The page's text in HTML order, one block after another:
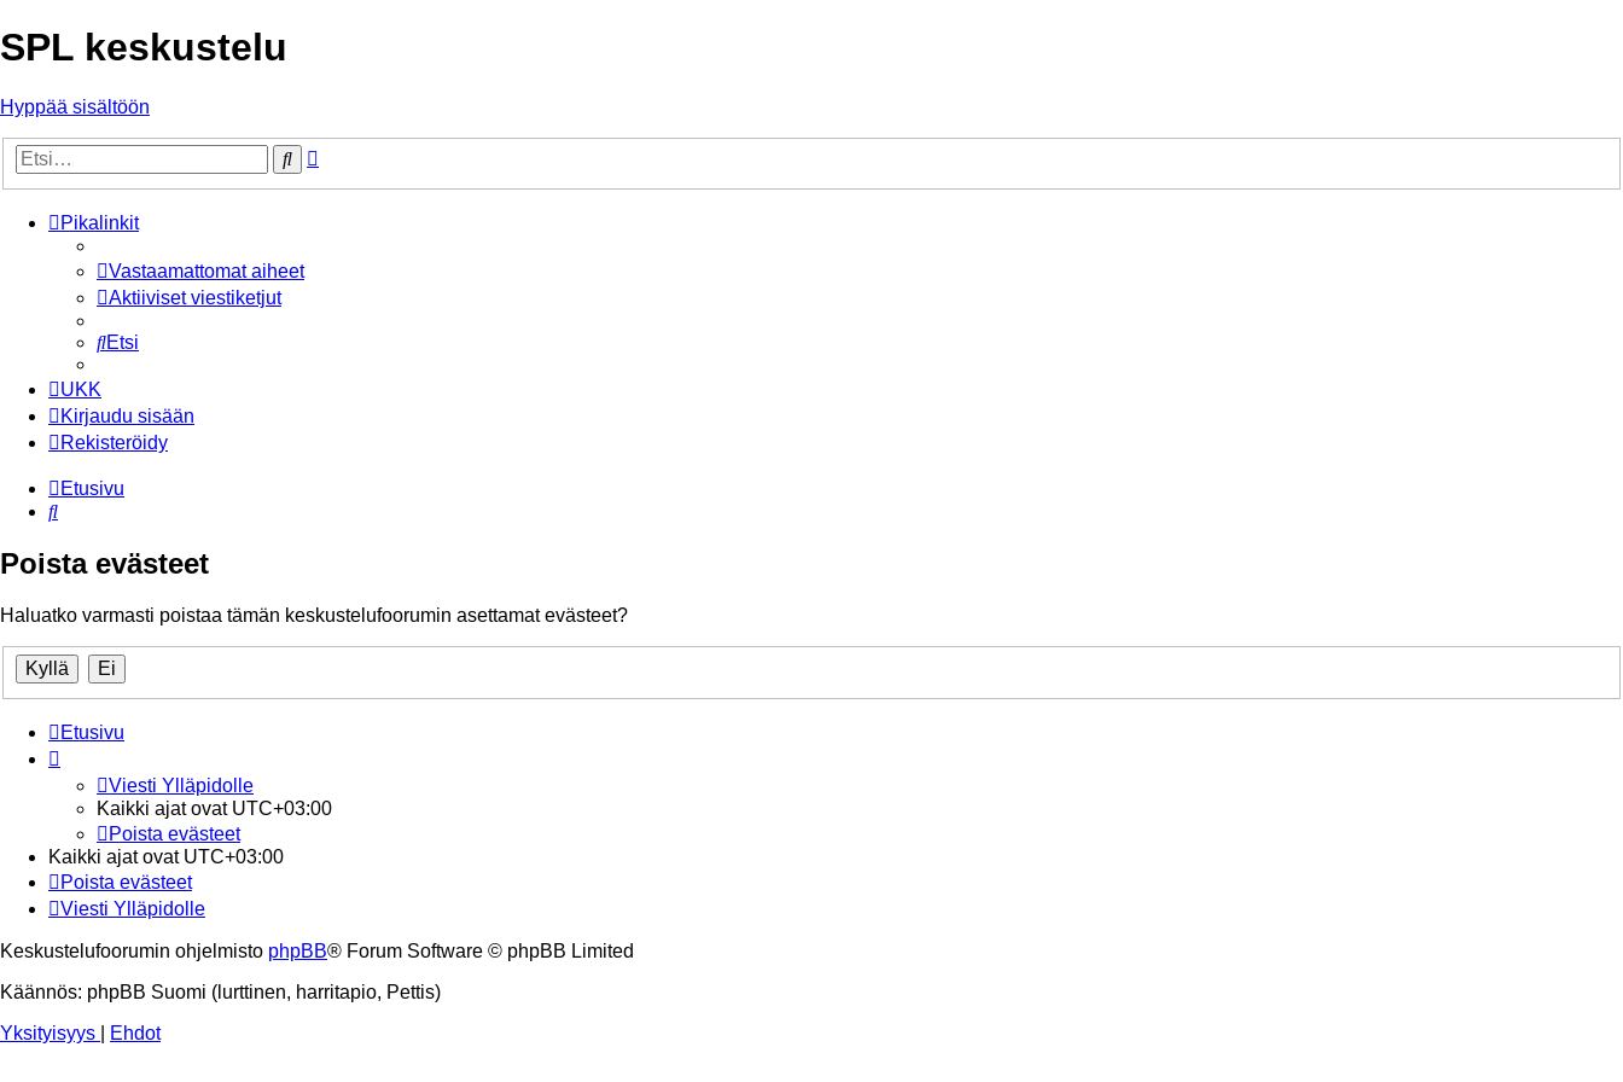
SPL keskustelu
Hyppää sisältöön
Etsi
Pikalinkit
Vastaamattomat aiheet
Aktiiviset viestiketjut
Etsi
UKK
Kirjaudu sisään
Rekisteröidy
Etusivu
Etsi
Poista evästeet
Haluatko varmasti poistaa tämän keskustelufoorumin asettamat evästeet?
Etusivu
Viesti Ylläpidolle
Kaikki ajat ovat UTC+03:00
Poista evästeet
Kaikki ajat ovat UTC+03:00
Poista evästeet
Viesti Ylläpidolle
Keskustelufoorumin ohjelmisto phpBB® Forum Software © phpBB Limited
Käännös: phpBB Suomi (lurttinen, harritapio, Pettis)
Yksityisyys
Ehdot